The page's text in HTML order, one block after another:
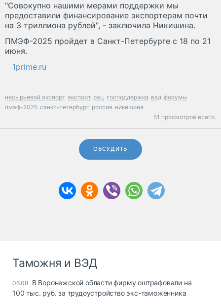
"Совокупно нашими мерами поддержки мы
предоставили финансирование экспортерам почти
на 3 триллиона рублей", - заключила Никишина.
ПМЭФ-2025 пройдет в Санкт-Петербурге с 18 по 21
июня.
1prime.ru
несырьевой экспорт экспорт рэц господдержка вэд форумы
пмэф-2025 санкт-петербург россия никишина
51 просмотров всего.
ОБСУДИТЬ
Таможня и ВЭД
06.08 В Воронежской области фирму оштрафовали на
100 тыс. руб. за трудоустройство экс-таможенника